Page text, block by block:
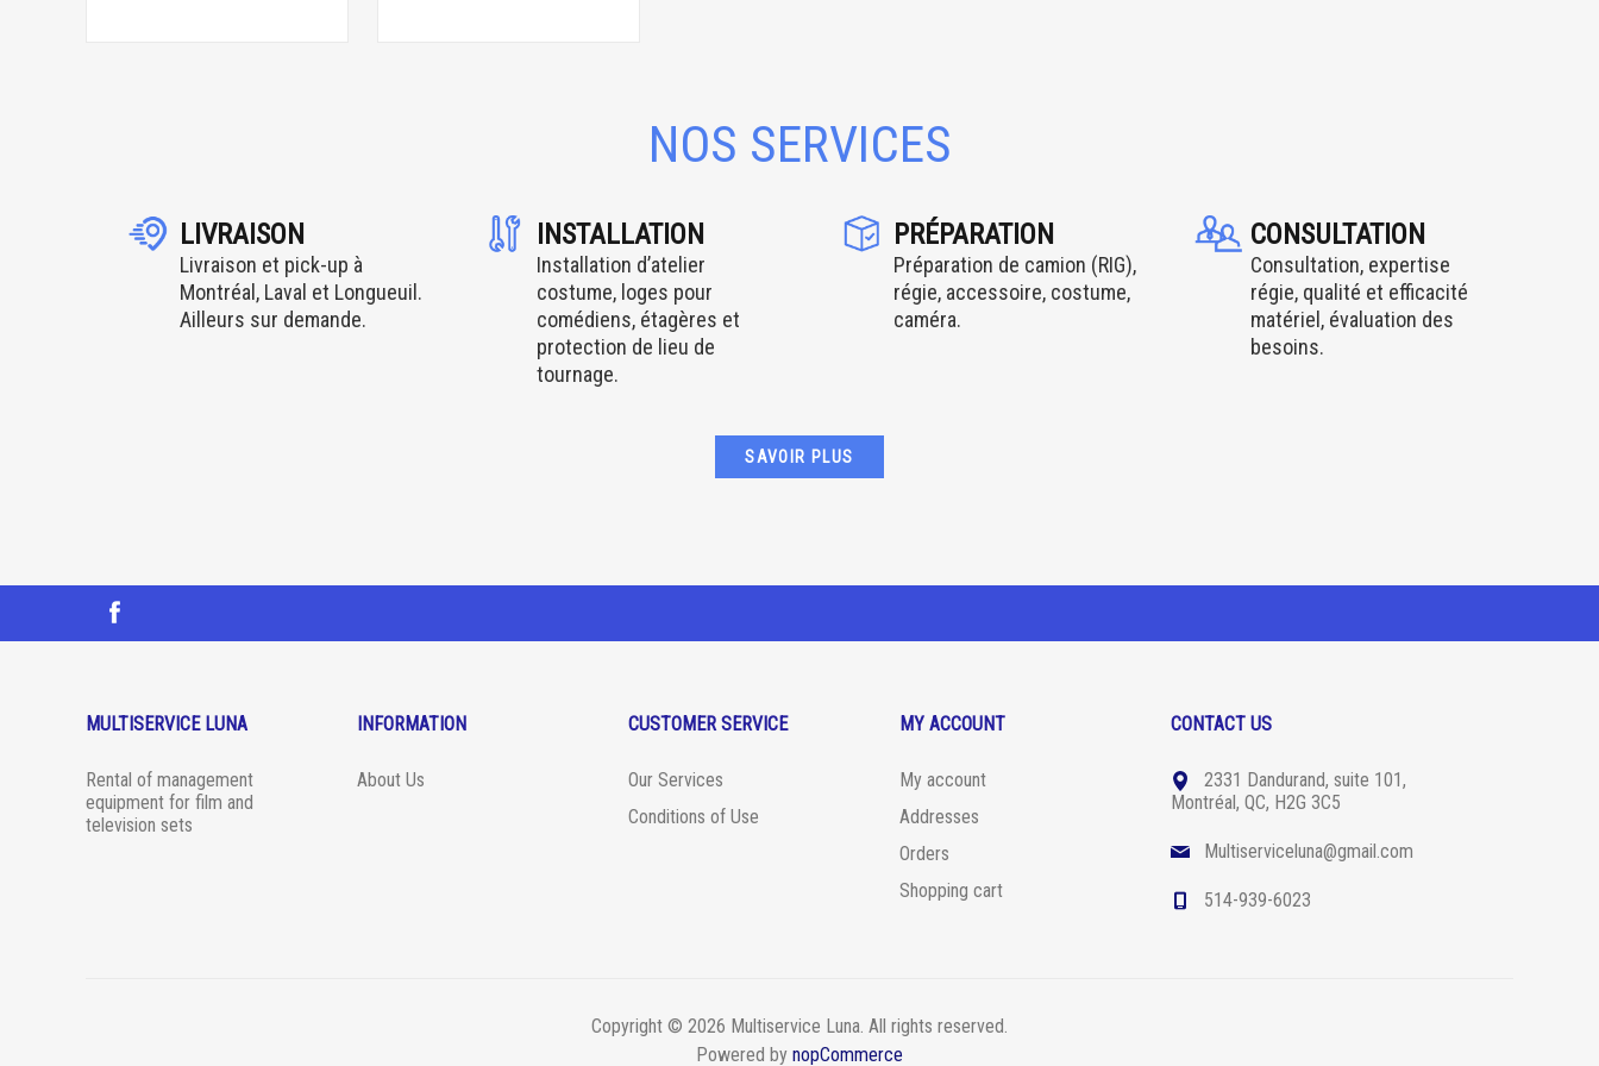
NOS SERVICES
LIVRAISON
Livraison et pick-up à
Montréal, Laval et Longueuil.
Ailleurs sur demande.
INSTALLATION
Installation d’atelier
costume, loges pour
comédiens, étagères et
protection de lieu de
tournage.
PRÉPARATION
Préparation de camion (RIG),
régie, accessoire, costume,
caméra.
CONSULTATION
Consultation, expertise
régie, qualité et efficacité
matériel, évaluation des
besoins.
SAVOIR PLUS
MULTISERVICE LUNA
Rental of management
equipment for film and
television sets
INFORMATION
About Us
CUSTOMER SERVICE
Our Services
Conditions of Use
MY ACCOUNT
My account
Addresses
Orders
Shopping cart
CONTACT US
2331 Dandurand, suite 101,
Montréal, QC, H2G 3C5
Multiserviceluna@gmail.com
514-939-6023
Copyright © 2026 Multiservice Luna. All rights reserved.
Powered by nopCommerce